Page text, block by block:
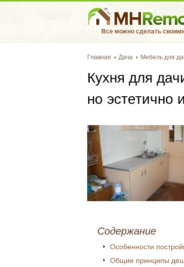
Все можно сделать
Главная Дача Мебель для
Кухня для
но эстетично
Содержание
Особенности
Общие принципы